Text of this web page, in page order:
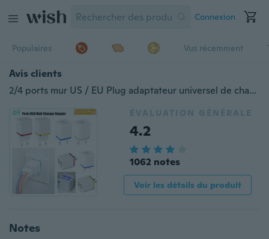
Connexion
Populaires Vus récemment
Avis clients
2/4 ports mur US / EU Plug adaptateur universel de chargeur USB pour téléphone voyage à domicile
ÉVALUATION GÉNÉRALE
4.2
1062 notes
Voir les détails du produit
Notes